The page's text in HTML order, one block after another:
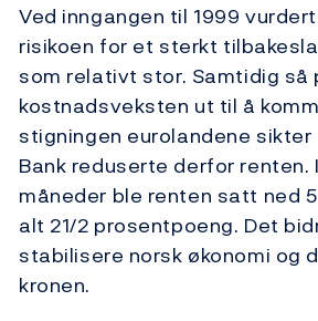
Ved inngangen til 1999
risikoen for et sterkt
som relativt stor. Samtidig så
kostnadsveksten ut til å
stigningen eurolandene sikter
Bank reduserte derfor renten.
måneder ble renten satt ned
alt 21/2 prosentpoeng. Det
stabilisere norsk økonomi og
kronen.